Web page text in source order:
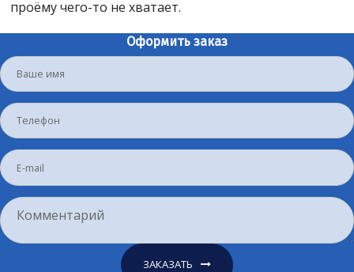
проёму чего-то не хватает.
Оформить заказ
ЗАКАЗАТЬ